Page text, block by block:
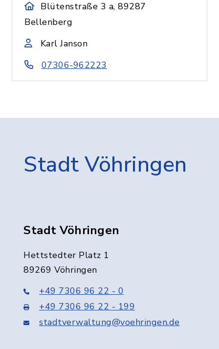
Blütenstraße 3 a, 89287
Bellenberg
Karl Janson
07306-962223
Stadt Vöhringen
Stadt Vöhringen
Hettstedter Platz 1
89269 Vöhringen
+49 7306 96 22 - 0
+49 7306 96 22 - 199
stadtverwaltung@voehringen.de